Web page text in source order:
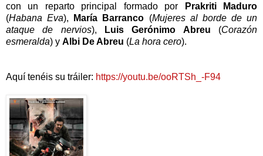
con un reparto principal formado por
Prakriti Maduro
(Habana Eva), María Barranco (Mujeres al borde de un
ataque de nervios), Luis Gerónimo Abreu (Corazón
esmeralda) y Albi De Abreu (La hora cero).
Aquí tenéis su tráiler: https://youtu.be/ooRTSh_-F94